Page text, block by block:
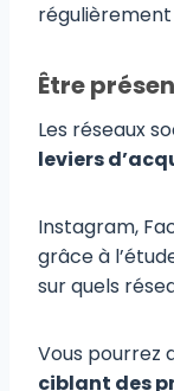
Être
Les réseaux
leviers
Instagram,
grâce à
sur quels
Vous pourrez
ciblant des